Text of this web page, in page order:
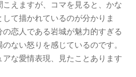
えますが、コマを見ると、かな
て描かれているのが分かりま
恋人である岩城が魅力的すぎる
ない怒りを感じているのです。
アな愛情表現、見たことあります